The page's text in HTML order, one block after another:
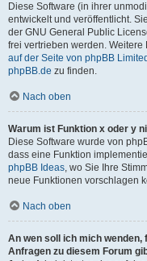
Diese Software (in ihrer
entwickelt und veröffentlicht.
der GNU General Public
frei vertrieben werden. Weitere
auf der Seite von phpBB Limited
phpBB.de zu finden.
Nach oben
Warum ist Funktion x oder y
Diese Software wurde von
dass eine Funktion
phpBB Ideas, wo Sie Ihre
neue Funktionen vorschlagen
Nach oben
An wen soll ich mich
Anfragen zu diesem Forum